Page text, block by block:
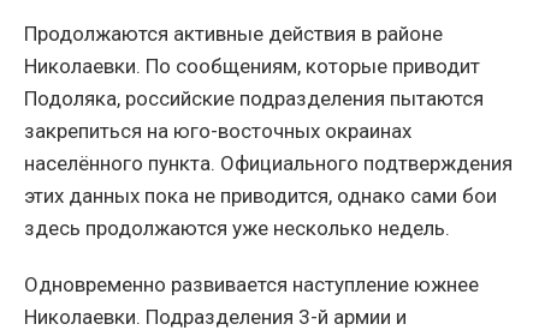
Продолжаются активные действия в районе
Николаевки. По сообщениям, которые приводит
Подоляка, российские подразделения пытаются
закрепиться на юго-восточных окраинах
населённого пункта. Официального подтверждения
этих данных пока не приводится, однако сами бои
здесь продолжаются уже несколько недель.
Одновременно развивается наступление южнее
Николаевки. Подразделения 3-й армии и